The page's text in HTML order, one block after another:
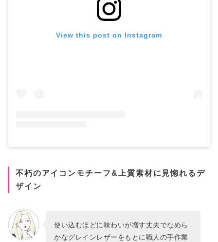
View this post on Instagram
不朽のアイコンモチーフ&上質素材に見惚れるデ
ザイン
使い込むほどに味わいが増す丈夫でなめら
かなグレインレザーをもとに職人の手作業